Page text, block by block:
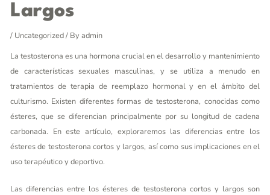
Largos
/ Uncategorized/ By admin
La testosterona es una hormona crucial en el desarrollo y mantenimiento
de características sexuales masculinas, y se utiliza a menudo en
tratamientos de terapia de reemplazo hormonal y en el ámbito del
culturismo. Existen diferentes formas de testosterona, conocidas como
ésteres, que se diferencian principalmente por su longitud de cadena
carbonada. En este artículo, exploraremos las diferencias entre los
ésteres de testosterona cortos y largos, así como sus implicaciones en el
uso terapéutico y deportivo.
Las diferencias entre los ésteres de testosterona cortos y largos son